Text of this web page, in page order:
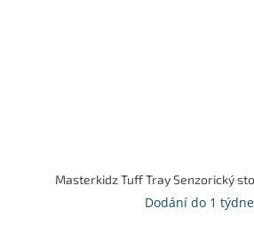
Masterkidz Tuff Tray Senzorický
Dodání do 1 týdne